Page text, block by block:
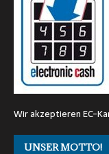
Wir akzeptieren EC-
UNSER MOTTO!